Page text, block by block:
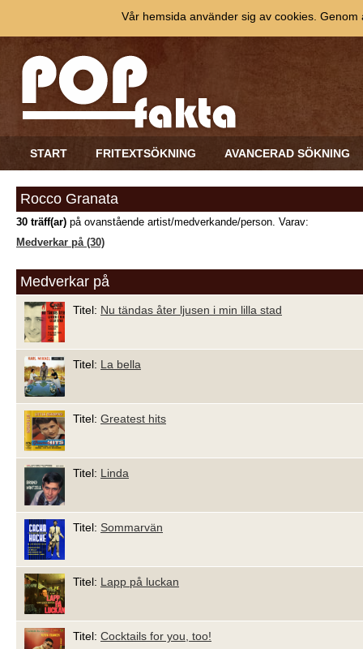
START FRITEXTSÖKNING AVANCERAD SÖKNING
Rocco Granata
30 träff(ar) på ovanstående artist/medverkande/person. Varav:
Medverkar på (30)
Medverkar på
Titel: Nu tändas åter ljusen i min lilla stad
Titel: La bella
Titel: Greatest hits
Titel: Linda
Titel: Sommarvän
Titel: Lapp på luckan
Titel: Cocktails for you, too!
Vår hemsida använder sig av cookies.